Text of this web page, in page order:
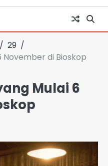
29
November di Bioskop
Mulai 6